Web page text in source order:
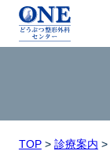
TOP> 診療案内 >